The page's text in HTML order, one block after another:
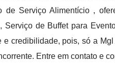
de Serviço Alimentício ,
Serviço de Buffet para
e credibilidade, pois, só a
Entre em contato e